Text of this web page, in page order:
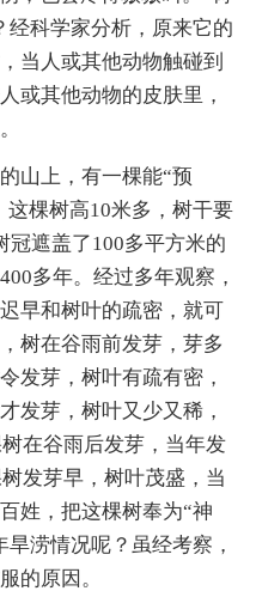
经科学家分析，原来它的
当人或其他动物触碰到
或其他动物的皮肤里，
山上，有一棵能“预
这棵树高10米多，树干要
冠遮盖了100多平方米的
多年。经过多年观察，
早和树叶的疏密，就可
树在谷雨前发芽，芽多
发芽，树叶有疏有密，
发芽，树叶又少又稀，
在谷雨后发芽，当年发
发芽早，树叶茂盛，当
姓，把这棵树奉为“神
涝情况呢？虽经考察，
的原因。